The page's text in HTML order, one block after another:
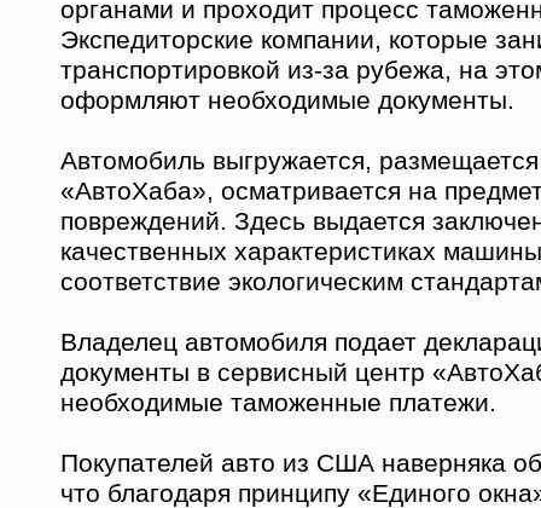
органами и проходит процесс
Экспедиторские компании, которые
транспортировкой из-за рубежа, на
оформляют необходимые документы.
Автомобиль выгружается,
«АвтоХаба», осматривается на
повреждений. Здесь выдается
качественных характеристиках
соответствие экологическим
Владелец автомобиля подает
документы в сервисный центр
необходимые таможенные платежи.
Покупателей авто из США наверняка
что благодаря принципу «Единого